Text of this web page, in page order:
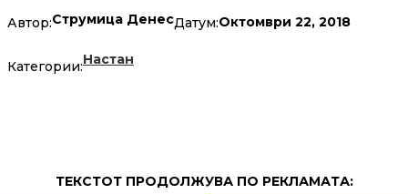
Автор:Струмица ДенесДатум:Октомври 22, 2018
Категории:Настан
ТЕКСТОТ ПРОДОЛЖУВА ПО РЕКЛАМАТА: